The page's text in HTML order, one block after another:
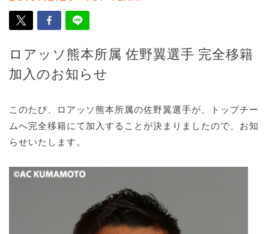
ロアッソ熊本所属 佐野翼選手 完全移籍
加入のお知らせ
このたび、ロアッソ熊本所属の佐野翼選手が、トップチー
ムへ完全移籍にて加入することが決まりましたので、お知
らせいたします。